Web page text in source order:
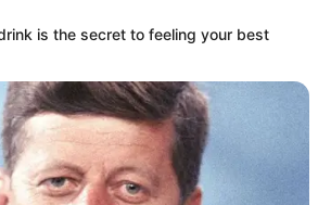
is the secret to feeling your best